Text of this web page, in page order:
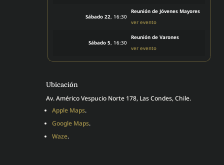
Sábado 22 , 16:30
Reunión de Jóvenes Mayores
ver evento
Sábado 5 , 16:30
Reunión de Varones
ver evento
Ubicación
Av. Américo Vespucio Norte 178, Las Condes, Chile.
Apple Maps.
Google Maps.
Waze.